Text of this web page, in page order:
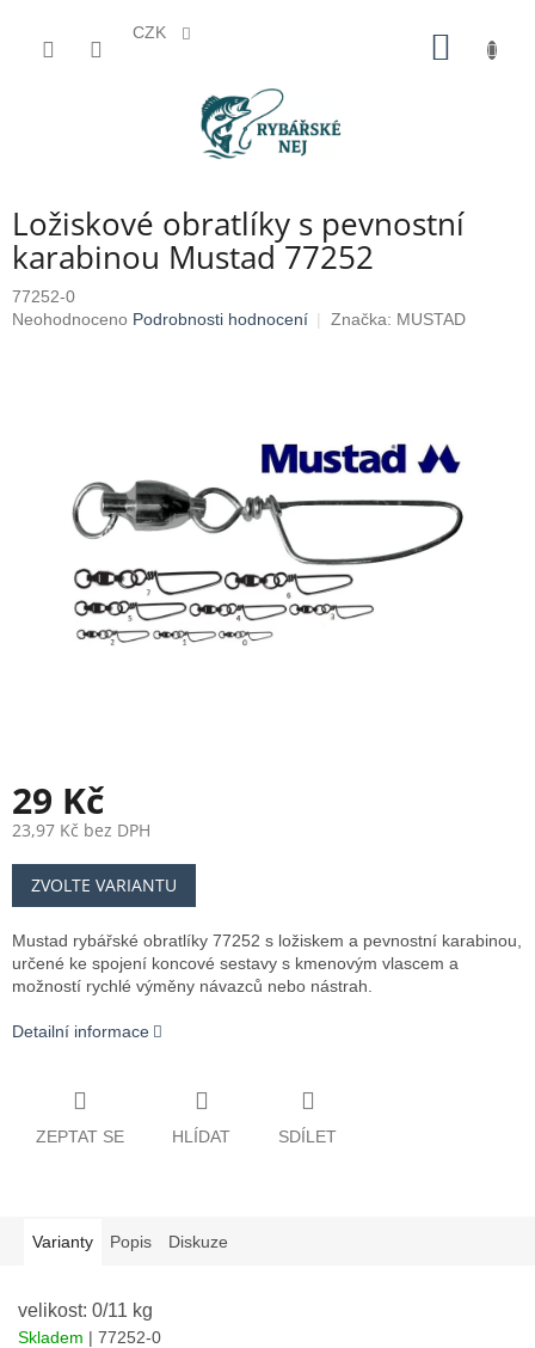
CZK
Ložiskové obratlíky s pevnostní
karabinou Mustad 77252
77252-0
Průměrné
Neohodnoceno Podrobnosti hodnocení Značka: MUSTAD
29 Kč
23,97 Kč bez DPH
Měrná
cena:
ZVOLTE VARIANTU
Mustad rybářské obratlíky 77252 s ložiskem a pevnostní karabinou,
určené ke spojení koncové sestavy s kmenovým vlascem a
možností rychlé výměny návazců nebo nástrah.
Detailní informace
ZEPTAT SE HLÍDAT SDÍLET
Varianty Popis Diskuze
velikost: 0/11 kg
Skladem | 77252-0